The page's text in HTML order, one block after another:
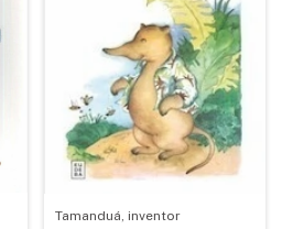
Tamanduá, inventor